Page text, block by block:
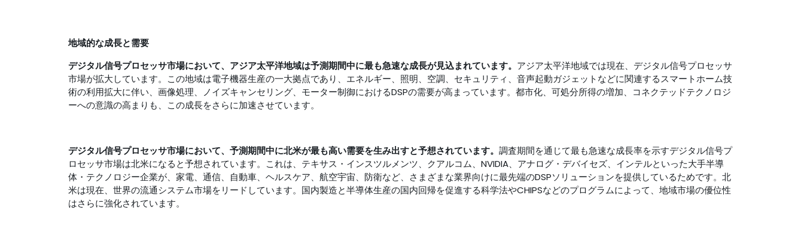
地域的な成長と需要
デジタル信号プロセッサ市場において、アジア太平洋地域は予測期間中に最も急速な成長が見込まれています。 アジア太平洋地域では現在、デジタル信号プロセッサ
市場が拡大しています。この地域は電子機器生産の一大拠点であり、エネルギー、照明、空調、セキュリティ、音声起動ガジェットなどに関連するスマートホーム技
術の利用拡大に伴い、画像処理、ノイズキャンセリング、モーター制御におけるDSPの需要が高まっています。都市化、可処分所得の増加、コネクテッドテクノロジ
ーへの意識の高まりも、この成長をさらに加速させています。
デジタル信号プロセッサ市場において、予測期間中に北米が最も高い需要を生み出すと予想されています。 調査期間を通じて最も急速な成長率を示すデジタル信号プ
ロセッサ市場は北米になると予想されています。これは、テキサス・インスツルメンツ、クアルコム、NVIDIA、アナログ・デバイセズ、インテルといった大手半導
体・テクノロジー企業が、家電、通信、自動車、ヘルスケア、航空宇宙、防衛など、さまざまな業界向けに最先端のDSPソリューションを提供しているためです。北
米は現在、世界の流通システム市場をリードしています。国内製造と半導体生産の国内回帰を促進する科学法やCHIPSなどのプログラムによって、地域市場の優位性
はさらに強化されています。